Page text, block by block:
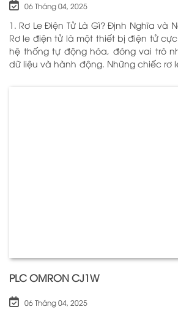
06 Tháng 04, 2025
1. Rơ Le Điện Tử Là Gì? Định Nghĩa và Nguyên Lý Hoạt Động
Rơ le điện tử là một thiết bị điện tử
hệ thống tự động hóa, đóng vai trò
dữ liệu và hành động. Những chiếc rơ
PLC OMRON CJ1W
06 Tháng 04, 2025